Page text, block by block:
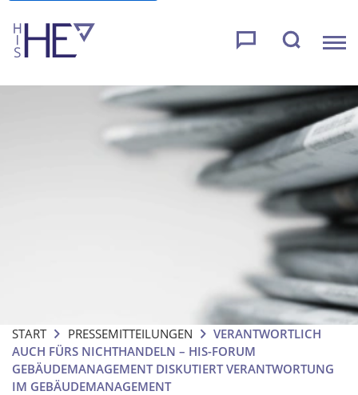
START PRESSEMITTEILUNGEN
VERANTWORTLICH
AUCH FÜRS NICHTHANDELN – HIS-FORUM
GEBÄUDEMANAGEMENT DISKUTIERT VERANTWORTUNG
IM GEBÄUDEMANAGEMENT